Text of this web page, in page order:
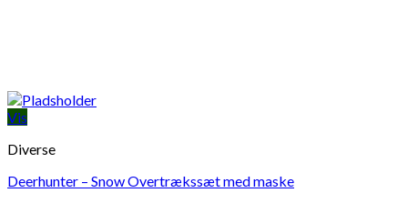
Vis
Diverse
Deerhunter – Snow Overtrækssæt med maske